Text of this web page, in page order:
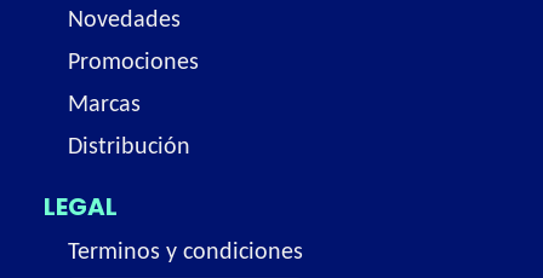
Novedades
Promociones
Marcas
Distribución
LEGAL
Terminos y condiciones